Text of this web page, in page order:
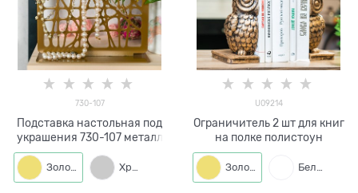
730-107
Подставка настольная под
украшения 730-107 металл
Золото Хром
U09214
Ограничитель 2 шт для книг
на полке полистоун
Золото Белый